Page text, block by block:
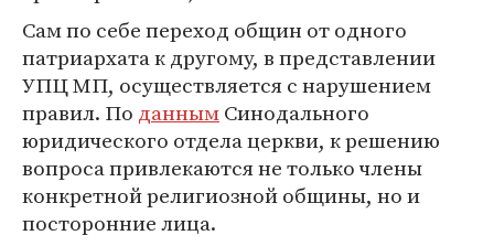
Сам по себе переход общин от одного
патриархата к другому, в представлении
УПЦ МП, осуществляется с нарушением
правил. По даннымСинодального
юридического отдела церкви, к решению
вопроса привлекаются не только члены
конкретной религиозной общины, но и
посторонние лица.